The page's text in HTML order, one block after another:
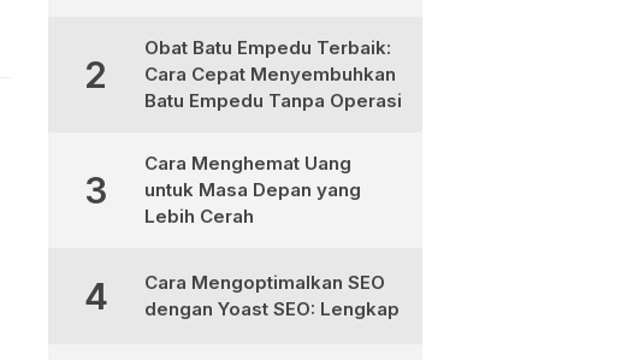
2
Obat Batu Empedu Terbaik:
Cara Cepat Menyembuhkan
Batu Empedu Tanpa Operasi
3
Cara Menghemat Uang
untuk Masa Depan yang
Lebih Cerah
4
Cara Mengoptimalkan SEO
dengan Yoast SEO: Lengkap